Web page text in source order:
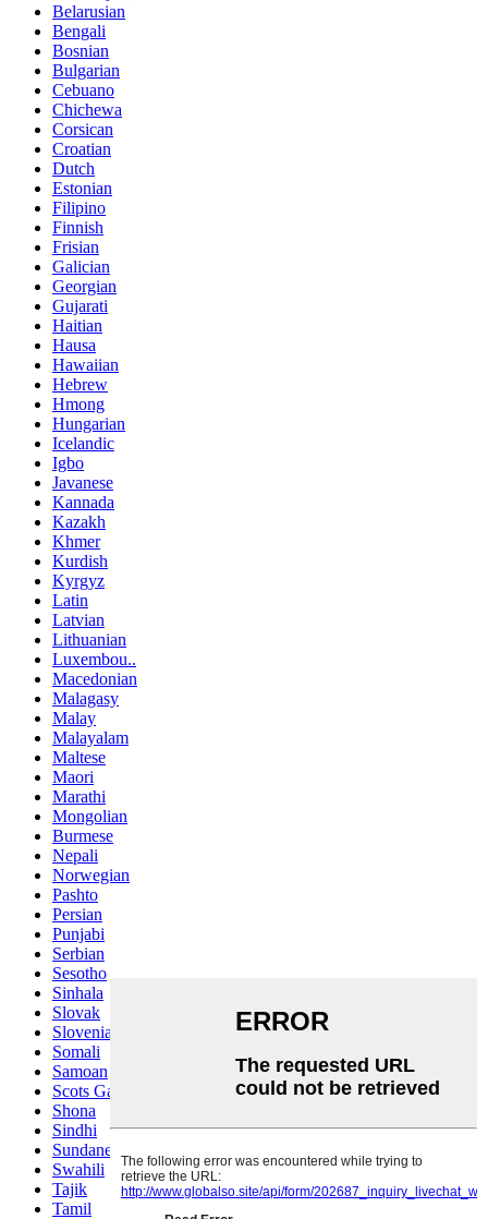
Belarusian
Bengali
Bosnian
Bulgarian
Cebuano
Chichewa
Corsican
Croatian
Dutch
Estonian
Filipino
Finnish
Frisian
Galician
Georgian
Gujarati
Haitian
Hausa
Hawaiian
Hebrew
Hmong
Hungarian
Icelandic
Igbo
Javanese
Kannada
Kazakh
Khmer
Kurdish
Kyrgyz
Latin
Latvian
Lithuanian
Luxembou..
Macedonian
Malagasy
Malay
Malayalam
Maltese
Maori
Marathi
Mongolian
Burmese
Nepali
Norwegian
Pashto
Persian
Punjabi
Serbian
Sesotho
Sinhala
Slovak
Slovenian
Somali
Samoan
Scots Gaelic
Shona
Sindhi
Sundanese
Swahili
Tajik
Tamil